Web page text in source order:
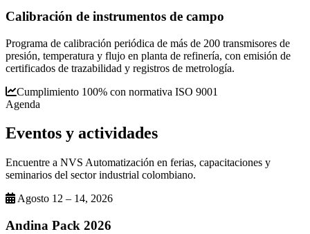
Calibración de instrumentos de campo
Programa de calibración periódica de más de 200 transmisores de
presión, temperatura y flujo en planta de refinería, con emisión de
certificados de trazabilidad y registros de metrología.
Cumplimiento 100% con normativa ISO 9001
Agenda
Eventos y actividades
Encuentre a NVS Automatización en ferias, capacitaciones y
seminarios del sector industrial colombiano.
Agosto 12 – 14, 2026
Andina Pack 2026